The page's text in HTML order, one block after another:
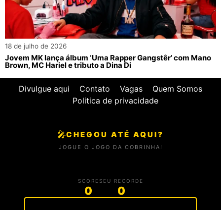
18 de julho de 2026
Jovem MK lança álbum ‘Uma Rapper Gangstêr’ com Mano
Brown, MC Hariel e tributo a Dina Di
Divulgue aqui Contato Vagas
Quem Somos
Politica de privacidade
🎤CHEGOU ATÉ AQUI?
JOGUE O JOGO DA COBRINHA!
SCORE
0
SEU RECORDE
0